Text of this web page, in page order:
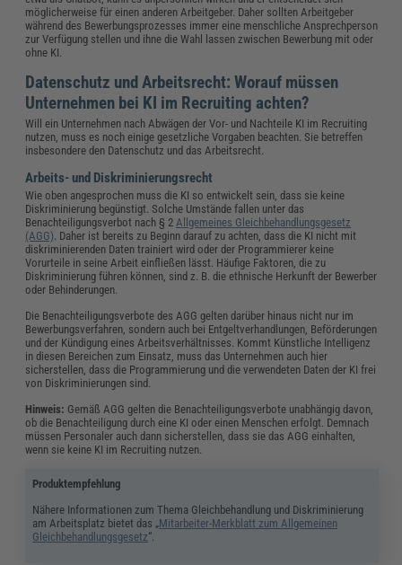
möglicherweise für einen anderen Arbeitgeber. Daher sollten Arbeitgeber
während des Bewerbungsprozesses immer eine menschliche Ansprechperson
zur Verfügung stellen und ihne die Wahl lassen zwischen Bewerbung mit oder
ohne KI.
Datenschutz und Arbeitsrecht: Worauf müssen
Unternehmen bei KI im Recruiting achten?
Will ein Unternehmen nach Abwägen der Vor- und Nachteile KI im Recruiting
nutzen, muss es noch einige gesetzliche Vorgaben beachten. Sie betreffen
insbesondere den Datenschutz und das Arbeitsrecht.
Arbeits- und Diskriminierungsrecht
Wie oben angesprochen muss die KI so entwickelt sein, dass sie keine
Diskriminierung begünstigt. Solche Umstände fallen unter das
Benachteiligungsverbot nach § 2 Allgemeines Gleichbehandlungsgesetz
(AGG) . Daher ist bereits zu Beginn darauf zu achten, dass die KI nicht mit
diskriminierenden Daten trainiert wird oder der Programmierer keine
Vorurteile in seine Arbeit einfließen lässt. Häufige Faktoren, die zu
Diskriminierung führen können, sind z. B. die ethnische Herkunft der Bewerber
oder Behinderungen.
Die Benachteiligungsverbote des AGG gelten darüber hinaus nicht nur im
Bewerbungsverfahren, sondern auch bei Entgeltverhandlungen, Beförderungen
und der Kündigung eines Arbeitsverhältnisses. Kommt Künstliche Intelligenz
in diesen Bereichen zum Einsatz, muss das Unternehmen auch hier
sicherstellen, dass die Programmierung und die verwendeten Daten der KI frei
von Diskriminierungen sind.
Hinweis: Gemäß AGG gelten die Benachteiligungsverbote unabhängig davon,
ob die Benachteiligung durch eine KI oder einen Menschen erfolgt. Demnach
müssen Personaler auch dann sicherstellen, dass sie das AGG einhalten,
wenn sie keine KI im Recruiting nutzen.
Produktempfehlung
Nähere Informationen zum Thema Gleichbehandlung und Diskriminierung
am Arbeitsplatz bietet das „Mitarbeiter-Merkblatt zum Allgemeinen
Gleichbehandlungsgesetz“.